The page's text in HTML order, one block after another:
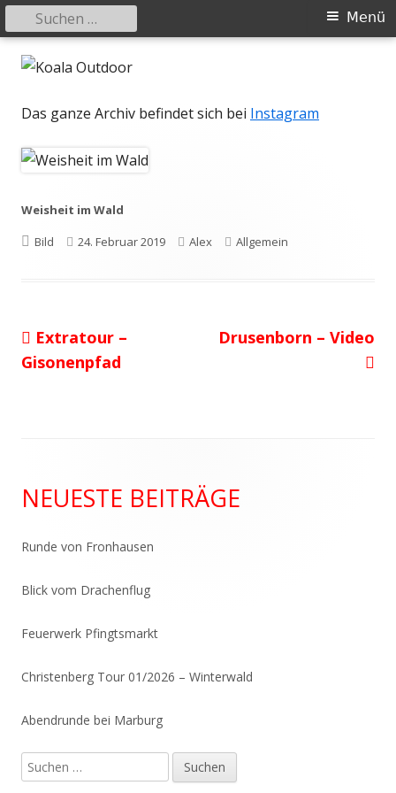
Springe
Inhalt
Koala Outdoor
Hier ist eine Übersicht meiner Wander- und Trekkingtouren
Primäres
Menü
Menü
Suchen
nach:
Das ganze Archiv befindet sich bei Instagram
Weisheit im Wald
Format
Bild
Veröffentlicht
24. Februar 2019 Autor
Alex Kategorien
Allgemein
Beitragsnavigation
Vorheriger
Beitrag:
Extratour –
Gisonenpfad
Nächster
Drusenborn – Video
Seitenleiste
NEUESTE BEITRÄGE
Runde von Fronhausen
Blick vom Drachenflug
Feuerwerk Pfingtsmarkt
Christenberg Tour 01/2026 – Winterwald
Abendrunde bei Marburg
Suchen
nach: